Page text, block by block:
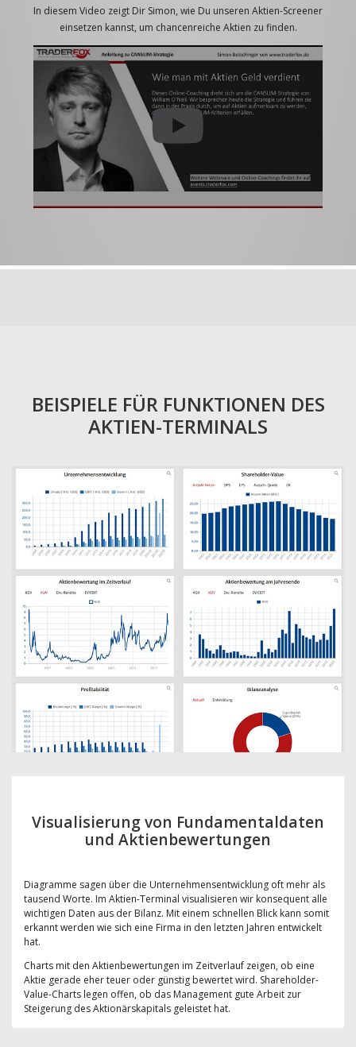
In diesem Video zeigt Dir Simon, wie Du unseren Aktien-Screener
einsetzen kannst, um chancenreiche Aktien zu finden.
BEISPIELE FÜR FUNKTIONEN DES
AKTIEN-TERMINALS
Visualisierung von Fundamentaldaten
und Aktienbewertungen
Diagramme sagen über die Unternehmensentwicklung oft mehr als
tausend Worte. Im Aktien-Terminal visualisieren wir konsequent alle
wichtigen Daten aus der Bilanz. Mit einem schnellen Blick kann somit
erkannt werden wie sich eine Firma in den letzten Jahren entwickelt
hat.
Charts mit den Aktienbewertungen im Zeitverlauf zeigen, ob eine
Aktie gerade eher teuer oder günstig bewertet wird. Shareholder-
Value-Charts legen offen, ob das Management gute Arbeit zur
Steigerung des Aktionärskapitals geleistet hat.